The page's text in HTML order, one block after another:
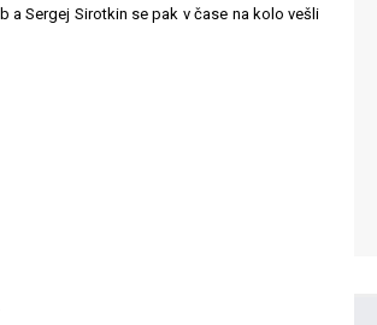
a Sergej Sirotkin se pak v čase na kolo vešli